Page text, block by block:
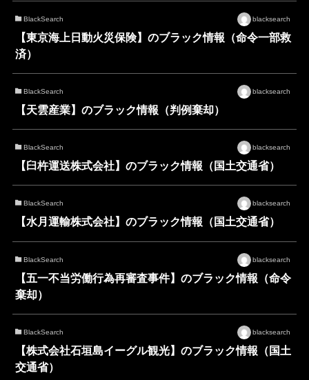
BlackSearch blacksearch
【東京海上日動火災保険】のブラック情報（命令一部救
済）
BlackSearch blacksearch
【天雲産業】のブラック情報（判例棄却）
BlackSearch blacksearch
【臼杵運送株式会社】のブラック情報（国土交通省）
BlackSearch blacksearch
【水月運輸株式会社】のブラック情報（国土交通省）
BlackSearch blacksearch
【五一不当労働行為再審査事件】のブラック情報（命令
棄却）
BlackSearch blacksearch
【株式会社石垣島イーグル観光】のブラック情報（国土
交通省）